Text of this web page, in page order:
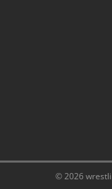
© 2026